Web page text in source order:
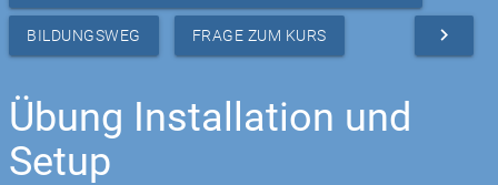
BILDUNGSWEG FRAGE ZUM KURS navigate_next
Übung Installation und
Setup